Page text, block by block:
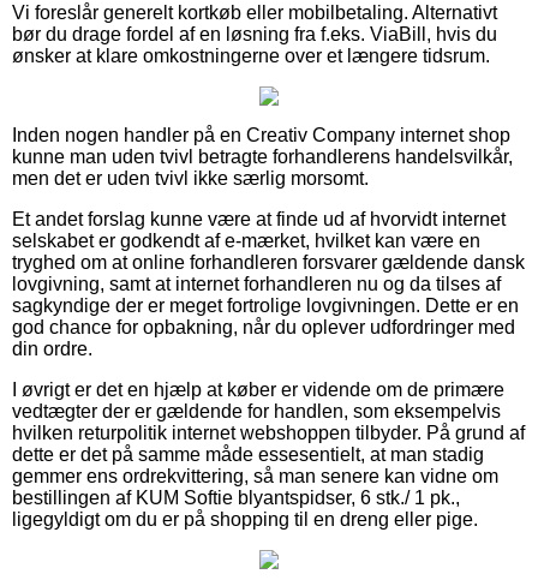
Vi foreslår generelt kortkøb eller mobilbetaling. Alternativt
bør du drage fordel af en løsning fra f.eks. ViaBill, hvis du
ønsker at klare omkostningerne over et længere tidsrum.
Inden nogen handler på en Creativ Company internet shop
kunne man uden tvivl betragte forhandlerens handelsvilkår,
men det er uden tvivl ikke særlig morsomt.
Et andet forslag kunne være at finde ud af hvorvidt internet
selskabet er godkendt af e-mærket, hvilket kan være en
tryghed om at online forhandleren forsvarer gældende dansk
lovgivning, samt at internet forhandleren nu og da tilses af
sagkyndige der er meget fortrolige lovgivningen. Dette er en
god chance for opbakning, når du oplever udfordringer med
din ordre.
I øvrigt er det en hjælp at køber er vidende om de primære
vedtægter der er gældende for handlen, som eksempelvis
hvilken returpolitik internet webshoppen tilbyder. På grund af
dette er det på samme måde essesentielt, at man stadig
gemmer ens ordrekvittering, så man senere kan vidne om
bestillingen af KUM Softie blyantspidser, 6 stk./ 1 pk.,
ligegyldigt om du er på shopping til en dreng eller pige.